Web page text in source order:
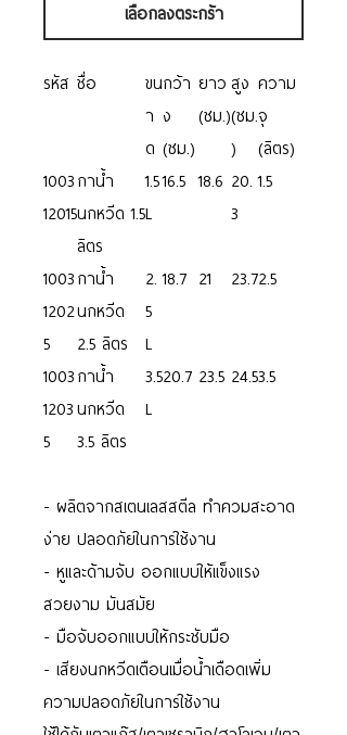
เลือกลงตระกร้า
รหัส ชื่อ
ขน
า
ด
กว้า
ง
(ซม.)
ยาว
(ซม.)
สูง
(ซม.
)
ความ
จุ
(ลิตร)
1003
12015
กาน้ำ
นกหวีด 1.5
ลิตร
1.5
L
16.5 18.6 20.
3
1.5
1003
1202
5
กาน้ำ
นกหวีด
2.5 ลิตร
2.
5
L
18.7 21 23.72.5
1003
1203
5
กาน้ำ
นกหวีด
3.5 ลิตร
3.5
L
20.7 23.5 24.53.5
- ผลิตจากสเตนเลสสตีล ทำควมสะอาด
ง่าย ปลอดภัยในการใช้งาน
- หูและด้ามจับ ออกแบบให้แข็งแรง
สวยงาม มันสมัย
- มือจับออกแบบให้กระชับมือ
- เสียงนกหวีดเตือนเมื่อน้ำเดือดเพิ่ม
ความปลอดภัยในการใช้งาน